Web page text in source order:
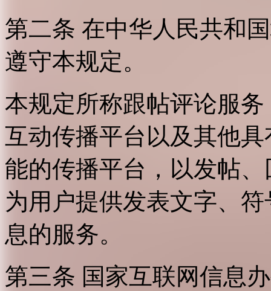
第二条 在中华人民共和
遵守本规定。
本规定所称跟帖评论服
互动传播平台以及其他
能的传播平台，以发帖
为用户提供发表文字、
息的服务。
第三条 国家互联网信息